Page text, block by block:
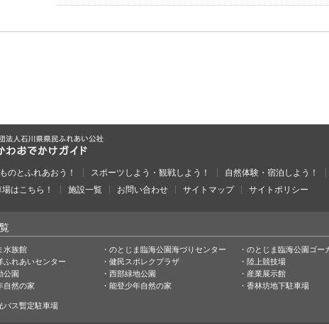
のとふれあおう！ スポーツしよう・観戦しよう！ 自然体験・宿泊しよう！
はこちら！
施設一覧 お問い合わせ サイトマップ サイトポリシー
水族館 のとじま臨海公園海づりセンター のとじま臨海公園ゴー
ふれあいセンター
健民スポレクプラザ 陸上競技場
公園
西部緑地公園 産業展示館
自然の家
能登少年自然の家 香林坊地下駐車場
バス暫定駐車場